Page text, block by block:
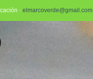
· elmarcoverde@gmail.com